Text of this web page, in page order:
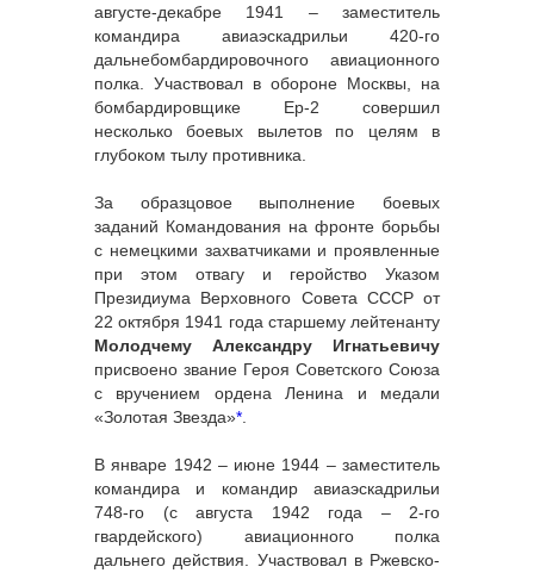
августе-декабре 1941 – заместитель
командира авиаэскадрильи 420-го
дальнебомбардировочного авиационного
полка. Участвовал в обороне Москвы, на
бомбардировщике Ер-2 совершил
несколько боевых вылетов по целям в
глубоком тылу противника.
За образцовое выполнение боевых
заданий Командования на фронте борьбы
с немецкими захватчиками и проявленные
при этом отвагу и геройство Указом
Президиума Верховного Совета СССР от
22 октября 1941 года старшему лейтенанту
Молодчему Александру Игнатьевичу
присвоено звание Героя Советского Союза
с вручением ордена Ленина и медали
«Золотая Звезда»*.
В январе 1942 – июне 1944 – заместитель
командира и командир авиаэскадрильи
748-го (с августа 1942 года – 2-го
гвардейского) авиационного полка
дальнего действия. Участвовал в Ржевско-